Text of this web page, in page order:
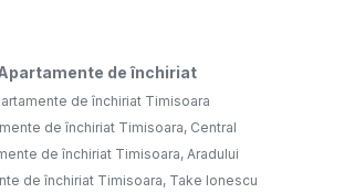
de închiriat
de închiriat Timisoara
de închiriat Timisoara, Central
de închiriat Timisoara, Aradului
de închiriat Timisoara, Take Ionescu